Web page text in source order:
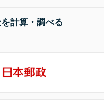
計算・調べる